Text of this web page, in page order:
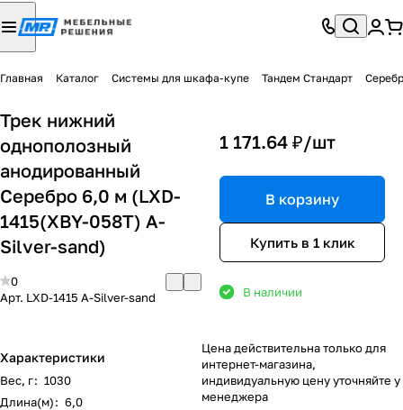
Главная Каталог Системы для шкафа-купе Тандем Стандарт
Трек нижний
однополозный
анодированный
Серебро 6,0 м (LXD-
1415(XBY-058T) A-
Silver-sand)
0
Арт. LXD-1415 A-Silver-sand
Характеристики
Вес, г: 1030
Длина(м): 6,0
1 171.64 ₽/шт
В корзину
Купить в 1 клик
В наличии
Цена действительна только для
интернет-магазина,
индивидуальную цену уточняйте у
менеджера